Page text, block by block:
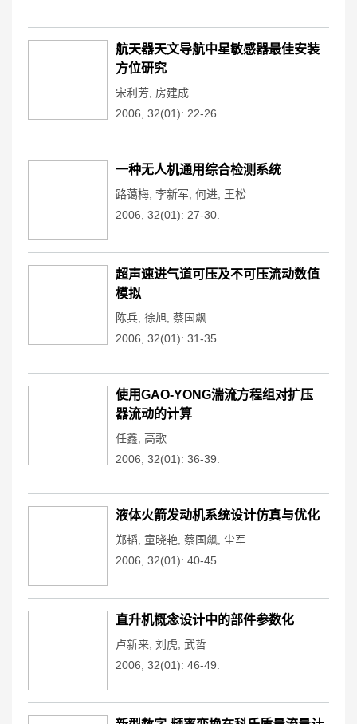
航天器天文导航中星敏感器最佳安装
方位研究
宋利芳 房建成
2006, 32(01): 22-26.
一种无人机通用综合检测系统
路蔼梅 李新军 何进 王松
2006, 32(01): 27-30.
超声速进气道可压及不可压流动数值
模拟
陈兵 徐旭 蔡国飙
2006, 32(01): 31-35.
使用GAO-YONG湍流方程组对扩压
器流动的计算
任鑫 高歌
2006, 32(01): 36-39.
液体火箭发动机系统设计仿真与优化
郑韬 童晓艳 蔡国飙 尘军
2006, 32(01): 40-45.
直升机概念设计中的部件参数化
卢新来 刘虎 武哲
2006, 32(01): 46-49.